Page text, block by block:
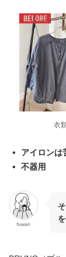
衣
アイロンは
不器用
fuwari